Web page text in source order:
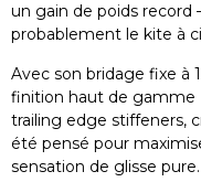
un gain de poids record
probablement le kite à
Avec son bridage fixe à
finition haut de gamme
trailing edge stiffeners,
été pensé pour
sensation de glisse pure.